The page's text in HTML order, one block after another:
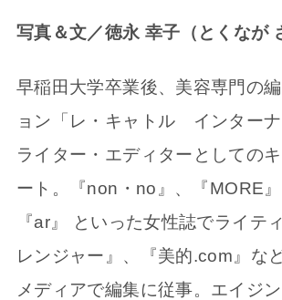
写真＆文／徳永 幸子（とくなが
早稲田大学卒業後、美容専門の
ョン「レ・キャトル インター
ライター・エディターとしての
ート。『non・no』、『MORE』
『ar』 といった女性誌でライテ
レンジャー』、『美的.com』な
メディアで編集に従事。エイジ